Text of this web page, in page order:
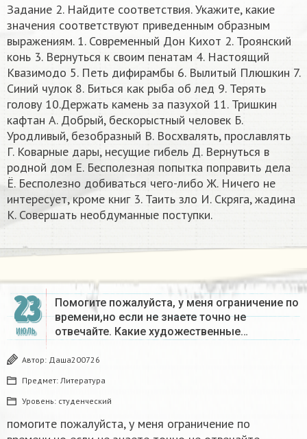
Задание 2. Найдите соответствия. Укажите, какие
значения соответствуют приведенным образным
выражениям. 1. Современный Дон Кихот 2. Троянский
конь 3. Вернуться к своим пенатам 4. Настоящий
Квазимодо 5. Петь дифирамбы 6. Вылитый Плюшкин 7.
Синий чулок 8. Биться как рыба об лед 9. Терять
голову 10.Держать камень за пазухой 11. Тришкин
кафтан А. Добрый, бескорыстный человек Б.
Уродливый, безобразный В. Восхвалять, прославлять
Г. Коварные дары, несущие гибель Д. Вернуться в
родной дом Е. Бесполезная попытка поправить дела
Ё. Бесполезно добиваться чего-либо Ж. Ничего не
интересует, кроме книг 3. Таить зло И. Скряга, жадина
К. Совершать необдуманные поступки. ​
23
ИЮЛЬ
Помогите пожалуйста, у меня ограничение по
времени,но если не знаете точно не
отвечайте. Какие художественные…
Автор: Даша200726
Предмет: Литература
Уровень: студенческий
помогите пожалуйста, у меня ограничение по